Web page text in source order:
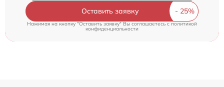
Оставить заявку
Нажимая на кнопку "Оставить заявку" Вы соглашаетесь cполитикой
конфиденциальности